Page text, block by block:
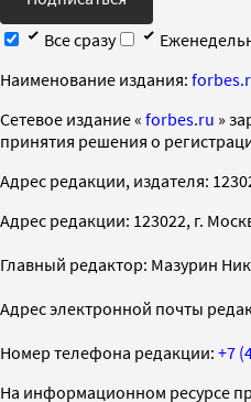
Все сразу
Наименование издания:
Cетевое издание « forbes.ru »
принятия решения о
Адрес редакции, издателя:
Адрес редакции: 123022, г.
Главный редактор: Мазурин
Адрес электронной почты
Номер телефона редакции: +7
На информационном ресурсе